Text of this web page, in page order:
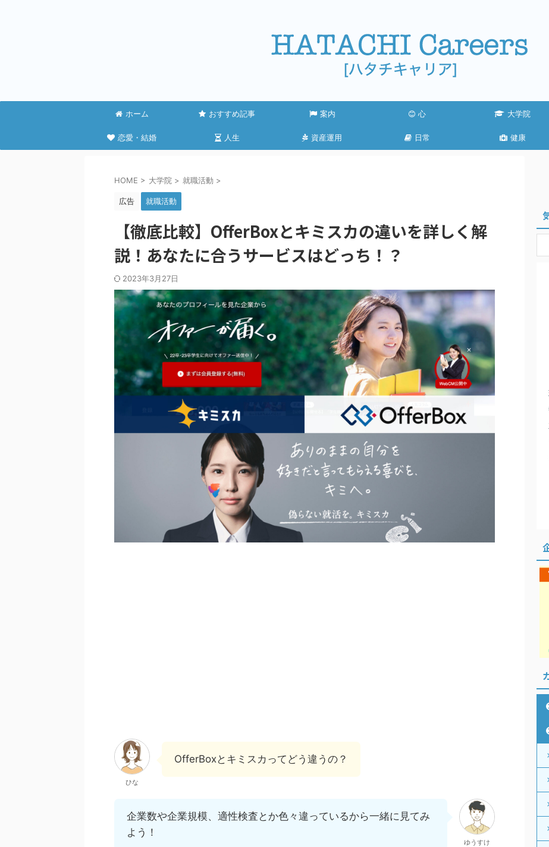
ホーム おすすめ記事 案内 心 大学院
恋愛・結婚 人生 資産運用 日常 健康
HOME > 大学院 > 就職活動 >
広告 就職活動
【徹底比較】OfferBoxとキミスカの違いを詳しく解
説！あなたに合うサービスはどっち！？
2023年3月27日
ひな
OfferBoxとキミスカってどう違うの？
企業数や企業規模、適性検査とか色々違っているから一緒に見てみ
よう！
ゆうすけ